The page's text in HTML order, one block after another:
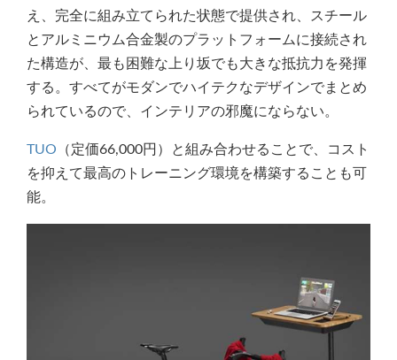
え、完全に組み立てられた状態で提供され、スチール
とアルミニウム合金製のプラットフォームに接続され
た構造が、最も困難な上り坂でも大きな抵抗力を発揮
する。すべてがモダンでハイテクなデザインでまとめ
られているので、インテリアの邪魔にならない。
TUO （定価66,000円）と組み合わせることで、コスト
を抑えて最高のトレーニング環境を構築することも可
能。